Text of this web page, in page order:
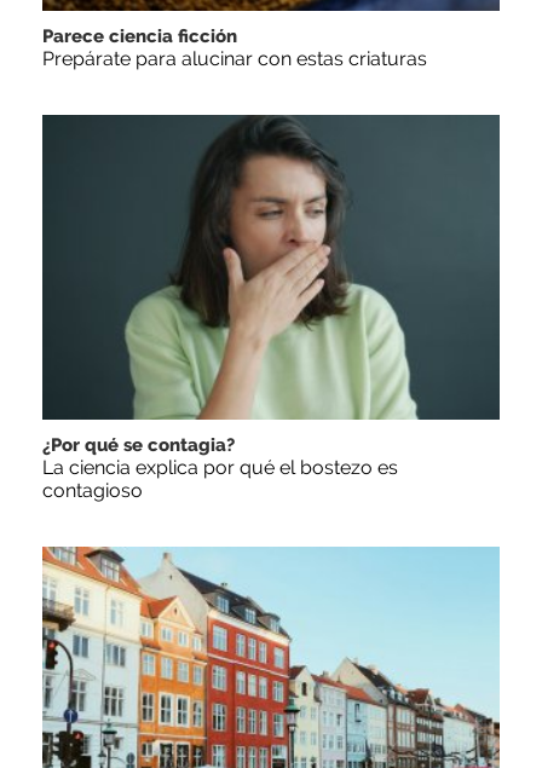
Parece ciencia ficción
Prepárate para alucinar con estas criaturas
¿Por qué se contagia?
La ciencia explica por qué el bostezo es
contagioso